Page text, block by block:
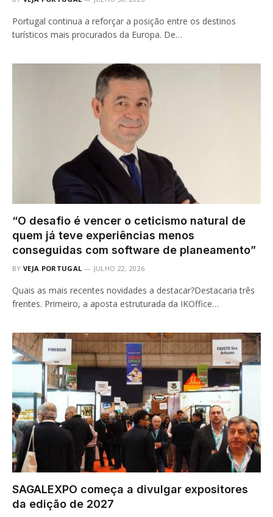
Portugal continua a reforçar a posição entre os destinos
turísticos mais procurados da Europa. De…
“O desafio é vencer o ceticismo natural de
quem já teve experiências menos
conseguidas com software de planeamento”
BY VEJA PORTUGAL JULHO 22, 2026
Quais as mais recentes novidades a destacar?Destacaria três
frentes. Primeiro, a aposta estruturada da IKOffice…
SAGALEXPO começa a divulgar expositores
da edição de 2027